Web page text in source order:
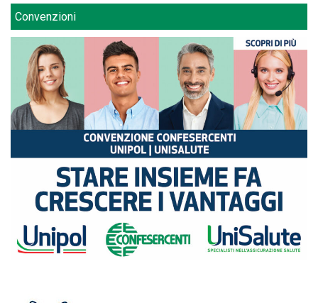
Convenzioni